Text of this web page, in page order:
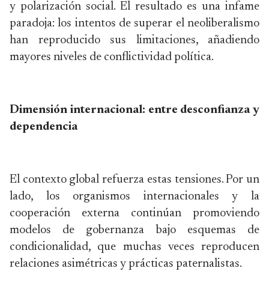
y polarización social. El resultado es una infame
paradoja: los intentos de superar el neoliberalismo
han reproducido sus limitaciones, añadiendo
mayores niveles de conflictividad política.
Dimensión internacional: entre desconfianza y
dependencia
El contexto global refuerza estas tensiones. Por un
lado, los organismos internacionales y la
cooperación externa continúan promoviendo
modelos de gobernanza bajo esquemas de
condicionalidad, que muchas veces reproducen
relaciones asimétricas y prácticas paternalistas.